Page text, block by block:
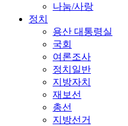
나눔/사랑
정치
용산 대통령실
국회
여론조사
정치일반
지방자치
재보선
총선
지방선거